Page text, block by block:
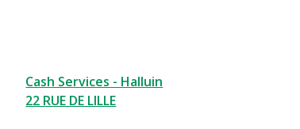
Cash Services - Halluin
22 RUE DE LILLE